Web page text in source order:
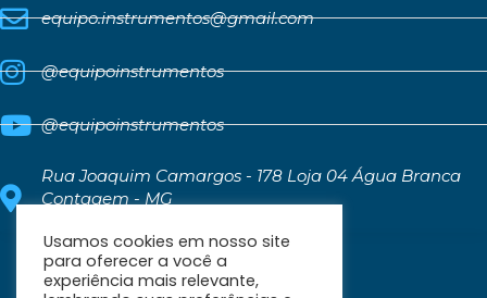
equipo.instrumentos@gmail.com
@equipoinstrumentos
@equipoinstrumentos
Rua Joaquim Camargos - 178 Loja 04 Água Branca
Contagem - MG
Usamos cookies em nosso site
para oferecer a você a
experiência mais relevante,